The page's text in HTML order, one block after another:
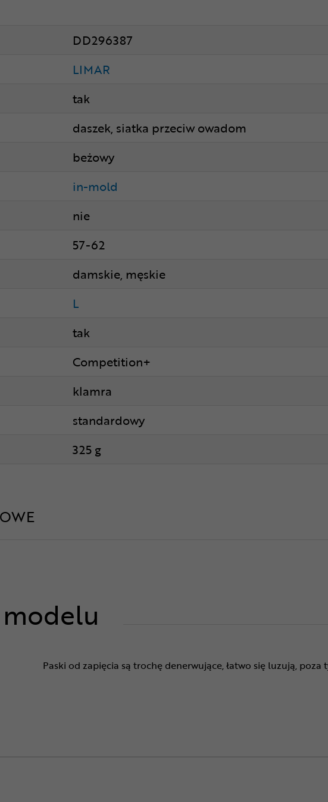
DD296387
LIMAR
tak
daszek, siatka przeciw owadom
beżowy
in-mold
nie
57-62
damskie, męskie
L
tak
Competition+
klamra
standardowy
325 g
Paski od zapięcia są trochę denerwujące, łatwo się luzują, poza